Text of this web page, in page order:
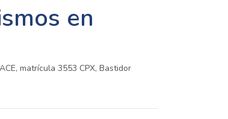
en
matrícula 3553 CPX, Bastidor